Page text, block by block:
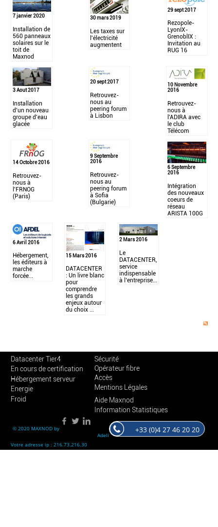
7 janvier 2020
Installation de
560 panneaux
solaires sur le
toit de
Maxnod
30 mars 2019
Les taxes sur
l'électricité
augmentent
29 sept 2017
Rezopole-
LyonIX-
GrenoblIX :
Invitation au
RUG 16
3 Aout 2017
Installation
d'un nouveau
groupe d'eau
glacée
20 sept 2017
Retrouvez-
nous au
peering forum
à Lisbon
10 Novembre
2016
Retrouvez-
nous à
l'ADIRA avec
le club
Télécom
14 Octobre 2016
Retrouvez-
nous à
l'FRNOG
(Paris)
9 Septembre
2016
Retrouvez-
nous au
peering forum
à Sofia
(Bulgarie)
6 Septembre
2016
Intégration
des nouveaux
coeurs de
réseau
ARISTA 100G
6 Avril 2016
Hébergement,
les éditeurs à
marche
forcée...
15 Mars 2016
DATACENTER
: Un livre blanc
pour
comprendre
les grands
enjeux autour
du choix ...
2 Mars 2016
Le
DATACENTER,
service
indispensable
à l’entreprise...
Datacenter Tier4
En cours de certification
Hébergement serveur
Energie
Froid
Sécurité
Opérateur fibre
Accès
Mentions Légales
Aide Maxnod
Information Statistiques
+33 (0)4 27 46 20 20
© 2020 MAXNOD by
Adeli
Votre adresse ip : 216.73.216.30